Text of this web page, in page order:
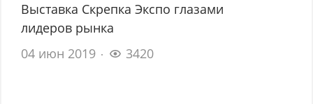
Выставка Скрепка Экспо глазами
лидеров рынка
04 июн 2019
3420